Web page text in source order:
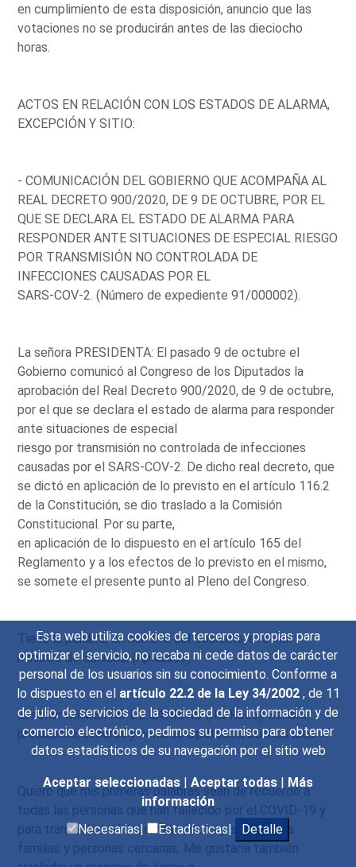
Esta web utiliza cookies de terceros y propias para
optimizar el servicio, no recaba ni cede datos de carácter
personal de los usuarios sin su conocimiento. Conforme a
lo dispuesto en el artículo 22.2 de la Ley 34/2002 , de 11
de julio, de servicios de la sociedad de la información y de
comercio electrónico, pedimos su permiso para obtener
datos estadísticos de su navegación por el sitio web
Aceptar seleccionadas | Aceptar todas | Más
información
Necesarias|
Estadísticas| Detalle
en cumplimiento de esta disposición, anuncio que las
votaciones no se producirán antes de las dieciocho
horas.
ACTOS EN RELACIÓN CON LOS ESTADOS DE ALARMA,
EXCEPCIÓN Y SITIO:
- COMUNICACIÓN DEL GOBIERNO QUE ACOMPAÑA AL
REAL DECRETO 900/2020, DE 9 DE OCTUBRE, POR EL
QUE SE DECLARA EL ESTADO DE ALARMA PARA
RESPONDER ANTE SITUACIONES DE ESPECIAL RIESGO
POR TRANSMISIÓN NO CONTROLADA DE
INFECCIONES CAUSADAS POR EL
SARS-COV-2. (Número de expediente 91/000002).
La señora PRESIDENTA: El pasado 9 de octubre el
Gobierno comunicó al Congreso de los Diputados la
aprobación del Real Decreto 900/2020, de 9 de octubre,
por el que se declara el estado de alarma para responder
ante situaciones de especial
riesgo por transmisión no controlada de infecciones
causadas por el SARS-COV-2. De dicho real decreto, que
se dictó en aplicación de lo previsto en el artículo 116.2
de la Constitución, se dio traslado a la Comisión
Constitucional. Por su parte,
en aplicación de lo dispuesto en el artículo 165 del
Reglamento y a los efectos de lo previsto en el mismo,
se somete el presente punto al Pleno del Congreso.
Tiene la palabra, en nombre del Gobierno, el señor
ministro de Sanidad. (Aplausos).
El señor MINISTRO DE SANIDAD (Illa Roca): Señora
presidenta, señoras y señores diputados, buenos días.
Quiero que mis primeras palabras sean de recuerdo a
todas las personas que han fallecido por el COVID-19 y
para transmitir todo nuestro afecto y apoyo a sus
familias y personas cercanas. Me gustaría también